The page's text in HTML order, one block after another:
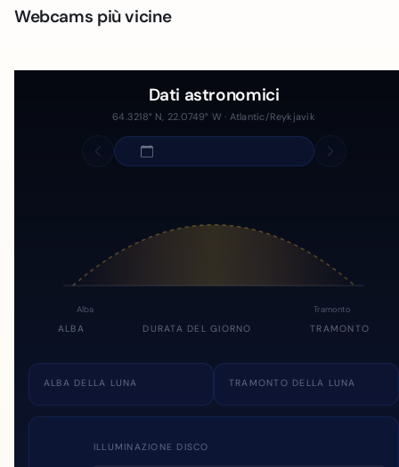
Webcams più vicine
Dati astronomici
64.3218° N, 22.0749° W · Atlantic/Reykjavik
Alba Tramonto
ALBA DURATA DEL GIORNO TRAMONTO
ALBA DELLA LUNA TRAMONTO DELLA LUNA
ILLUMINAZIONE DISCO